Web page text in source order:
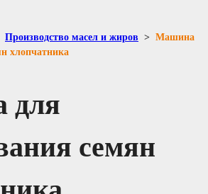
Производство масел и жиров > Машина
хлопчатника
для
семян